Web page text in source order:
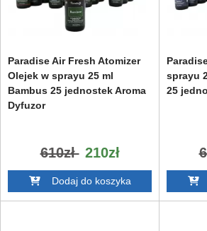
Paradise Air Fresh Atomizer
Olejek w sprayu 25 ml
Bambus 25 jednostek Aroma
Dyfuzor
610zł 210zł
Dodaj do koszyka
sprayu
25